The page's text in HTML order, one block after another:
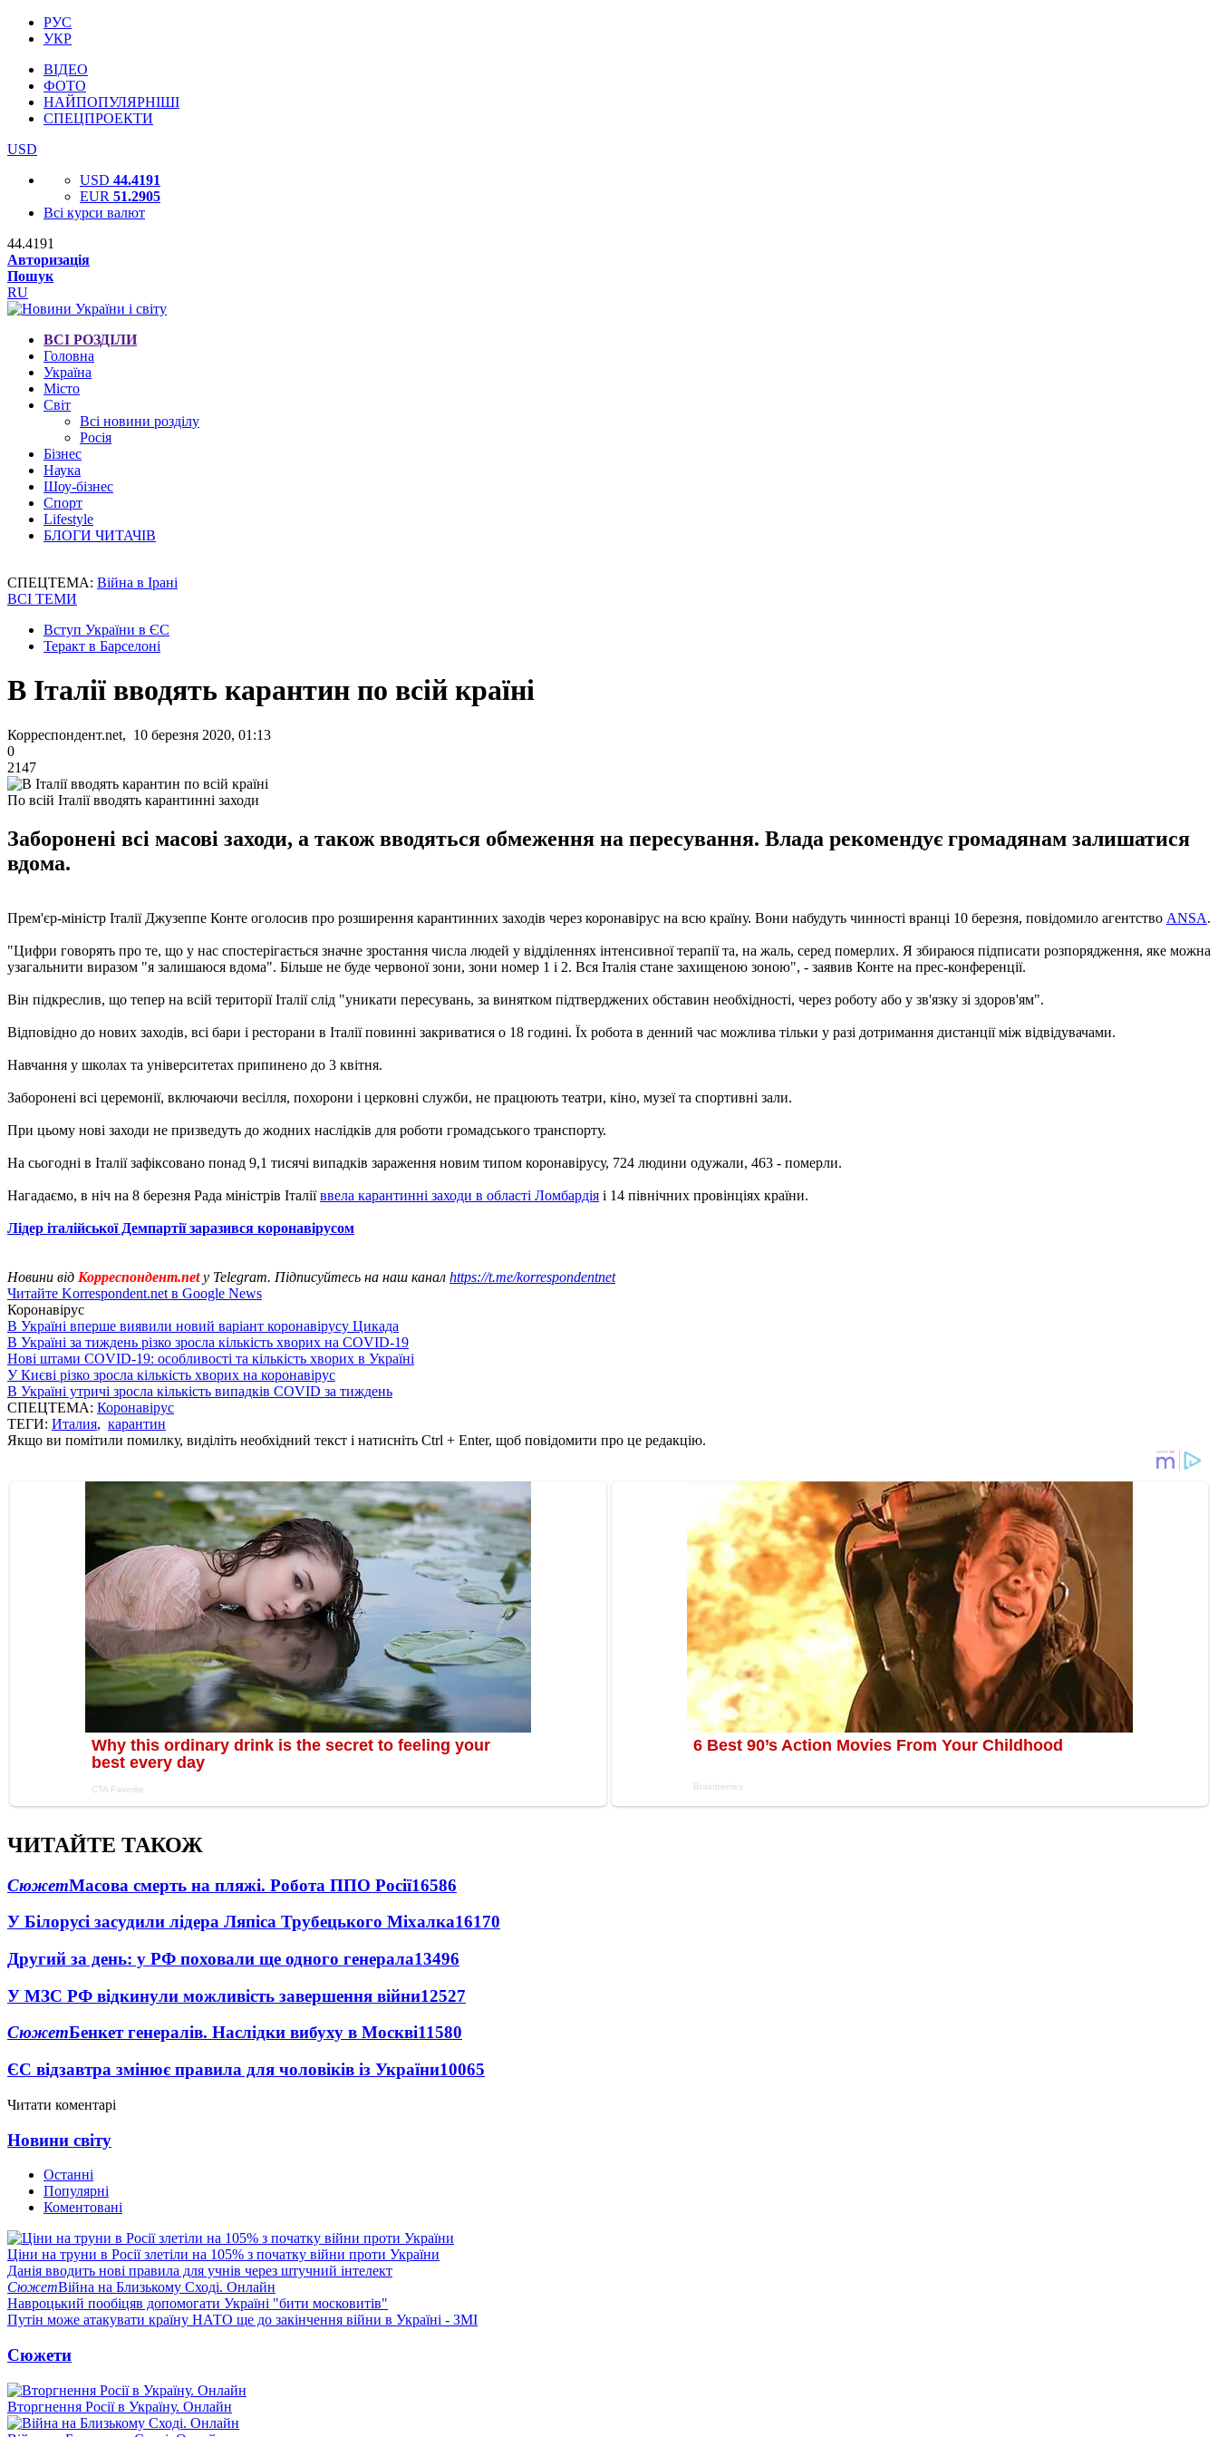
РУС
УКР
ВІДЕО
ФОТО
НАЙПОПУЛЯРНІШІ
СПЕЦПРОЕКТИ
USD
USD 44.4191
EUR 51.2905
Всі курси валют
44.4191
Авторизація
Пошук
RU
ВСІ РОЗДІЛИ
Головна
Україна
Місто
Світ
Всі новини розділу
Росія
Бізнес
Наука
Шоу-бізнес
Спорт
Lifestyle
БЛОГИ ЧИТАЧІВ
СПЕЦТЕМА: Війна в Ірані
ВСІ ТЕМИ
Вступ України в ЄС
Теракт в Барселоні
В Італії вводять карантин по всій країні
Корреспондент.net, 10 березня 2020, 01:13
0
2147
По всій Італії вводять карантинні заходи
Заборонені всі масові заходи, а також вводяться обмеження на пересування. Влада рекомендує громадянам залишатися
вдома.
Прем'єр-міністр Італії Джузеппе Конте оголосив про розширення карантинних заходів через коронавірус на всю країну. Вони набудуть чинності вранці 10 березня, повідомило агентство ANSA.
"Цифри говорять про те, що у нас спостерігається значне зростання числа людей у ​​відділеннях інтенсивної терапії та, на жаль, серед померлих. Я збираюся підписати розпорядження, яке можна
узагальнити виразом "я залишаюся вдома". Більше не буде червоної зони, зони номер 1 і 2. Вся Італія стане захищеною зоною", - заявив Конте на прес-конференції.
Він підкреслив, що тепер на всій території Італії слід "уникати пересувань, за винятком підтверджених обставин необхідності, через роботу або у зв'язку зі здоров'ям".
Відповідно до нових заходів, всі бари і ресторани в Італії повинні закриватися о 18 годині. Їх робота в денний час можлива тільки у разі дотримання дистанції між відвідувачами.
Навчання у школах та університетах припинено до 3 квітня.
Заборонені всі церемонії, включаючи весілля, похорони і церковні служби, не працюють театри, кіно, музеї та спортивні зали.
При цьому нові заходи не призведуть до жодних наслідків для роботи громадського транспорту.
На сьогодні в Італії зафіксовано понад 9,1 тисячі випадків зараження новим типом коронавірусу, 724 людини одужали, 463 - померли.
Нагадаємо, в ніч на 8 березня Рада міністрів Італіїввела карантинні заходи в області Ломбардія і 14 північних провінціях країни.
Лідер італійської Демпартії заразився коронавірусом
Новини від Корреспондент.netу Telegram. Підписуйтесь на наш канал https://t.me/korrespondentnet
Читайте Korrespondent.net в Google News
Коронавірус
В Україні вперше виявили новий варіант коронавірусу Цикада
В Україні за тиждень різко зросла кількість хворих на COVID-19
Нові штами COVID-19: особливості та кількість хворих в Україні
У Києві різко зросла кількість хворих на коронавірус
В Україні утричі зросла кількість випадків COVID за тиждень
СПЕЦТЕМА: Коронавірус
ТЕГИ: Италия, карантин
Якщо ви помітили помилку, виділіть необхідний текст і натисніть Ctrl + Enter, щоб повідомити про це редакцію.
ЧИТАЙТЕ ТАКОЖ
СюжетМасова смерть на пляжі. Робота ППО Росії16586
У Білорусі засудили лідера Ляпіса Трубецького Міхалка16170
Другий за день: у РФ поховали ще одного генерала13496
У МЗС РФ відкинули можливість завершення війни12527
СюжетБенкет генералів. Наслідки вибуху в Москві11580
ЄС відзавтра змінює правила для чоловіків із України10065
Читати коментарі
Новини світу
Останні
Популярні
Коментовані
Ціни на труни в Росії злетіли на 105% з початку війни проти України
Данія вводить нові правила для учнів через штучний інтелект
СюжетВійна на Близькому Сході. Онлайн
Навроцький пообіцяв допомогати Україні "бити московитів"
Путін може атакувати країну НАТО ще до закінчення війни в Україні - ЗМІ
Сюжети
Вторгнення Росії в Україну. Онлайн